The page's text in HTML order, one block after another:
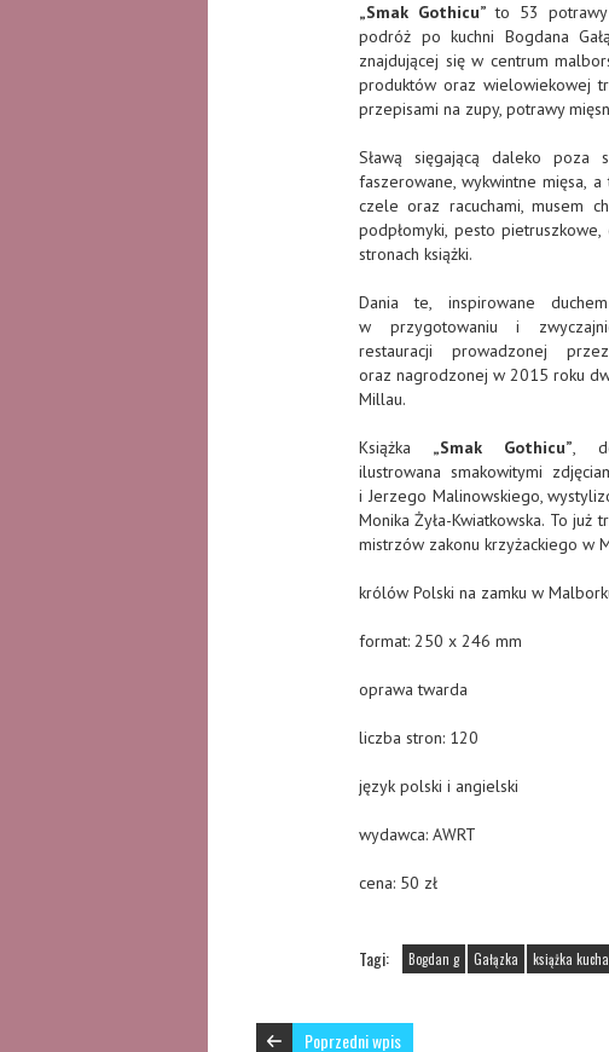
„Smak Gothicu” to 53 potrawy
podróż po kuchni Bogdana
znajdującej się w centrum
produktów oraz wielowiekowej
przepisami na zupy, potrawy
Sławą sięgającą daleko poza
faszerowane, wykwintne mięsa,
czele oraz racuchami, musem
podpłomyki, pesto
stronach książki.
Dania te, inspirowane
w przygotowaniu i
restauracji prowadzonej
oraz nagrodzonej w 2015 roku
Millau.
Książka „Smak Gothicu”,
ilustrowana smakowitymi
i Jerzego Malinowskiego,
Monika Żyła-Kwiatkowska. To już
mistrzów zakonu krzyżackiego w
królów Polski na zamku w
format: 250 x 246 mm
oprawa twarda
liczba stron: 120
język polski i angielski
wydawca: AWRT
cena: 50 zł
Tagi: Bogdan g Gałązka książka
Poprzedni wpis